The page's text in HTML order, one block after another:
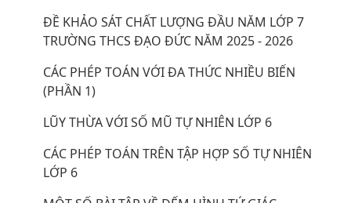
ĐỀ KHẢO SÁT CHẤT LƯỢNG ĐẦU NĂM LỚP 7
TRƯỜNG THCS ĐẠO ĐỨC NĂM 2025 - 2026
CÁC PHÉP TOÁN VỚI ĐA THỨC NHIỀU BIẾN
(PHẦN 1)
LŨY THỪA VỚI SỐ MŨ TỰ NHIÊN LỚP 6
CÁC PHÉP TOÁN TRÊN TẬP HỢP SỐ TỰ NHIÊN
LỚP 6